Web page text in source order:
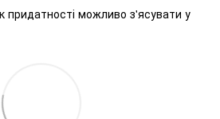
придатності можливо з'ясувати у